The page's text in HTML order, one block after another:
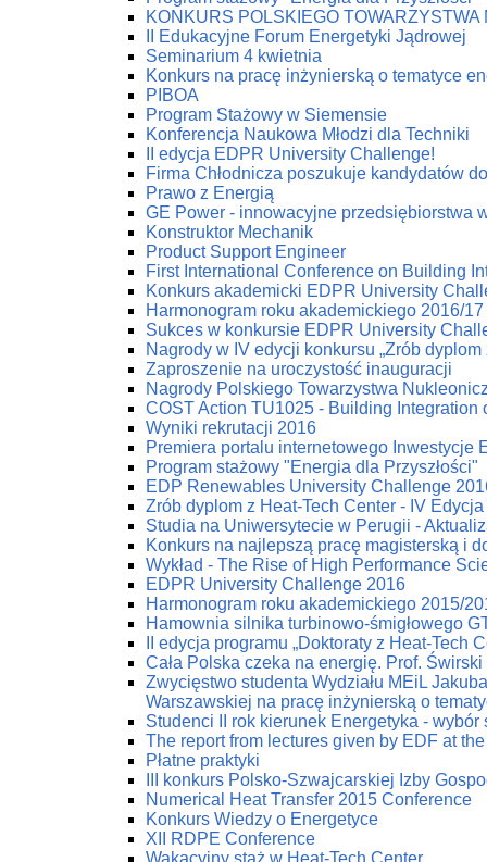
KONKURS POLSKIEGO
II Edukacyjne Forum Energetyki Jądrowej
Seminarium 4 kwietnia
Konkurs na pracę inżynierską o tematyce
PIBOA
Program Stażowy w Siemensie
Konferencja Naukowa Młodzi dla Techniki
II edycja EDPR University Challenge!
Firma Chłodnicza poszukuje kandydatów
Prawo z Energią
GE Power - innowacyjne przedsiębiorstwa
Konstruktor Mechanik
Product Support Engineer
First International Conference on Building
Konkurs akademicki EDPR University
Harmonogram roku akademickiego 2016/17
Sukces w konkursie EDPR University
Nagrody w IV edycji konkursu „Zrób dyplom
Zaproszenie na uroczystość inauguracji
Nagrody Polskiego Towarzystwa
COST Action TU1025 - Building Integration
Wyniki rekrutacji 2016
Premiera portalu internetowego Inwestycje
Program stażowy "Energia dla Przyszłości"
EDP Renewables University Challenge
Zrób dyplom z Heat-Tech Center - IV
Studia na Uniwersytecie w Perugii -
Konkurs na najlepszą pracę magisterską i
Wykład - The Rise of High Performance
EDPR University Challenge 2016
Harmonogram roku akademickiego 2015/
Hamownia silnika turbinowo-śmigłowego
II edycja programu „Doktoraty z Heat-Tech
Cała Polska czeka na energię. Prof. Świrski
Zwycięstwo studenta Wydziału MEiL
Warszawskiej na pracę inżynierską o
Studenci II rok kierunek Energetyka - wybór
The report from lectures given by EDF at
Płatne praktyki
III konkurs Polsko-Szwajcarskiej Izby
Numerical Heat Transfer 2015 Conference
Konkurs Wiedzy o Energetyce
XII RDPE Conference
Wakacyjny staż w Heat-Tech Center